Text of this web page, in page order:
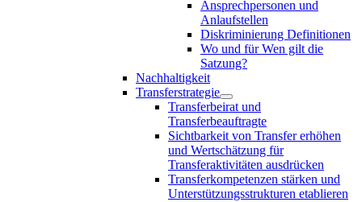
Ansprechpersonen und
Anlaufstellen
Diskriminierung Definitionen
Wo und für Wen gilt die
Satzung?
Nachhaltigkeit
Transferstrategie
Transferbeirat und
Transferbeauftragte
Sichtbarkeit von Transfer erhöhen
und Wertschätzung für
Transferaktivitäten ausdrücken
Transferkompetenzen stärken und
Unterstützungsstrukturen etablieren